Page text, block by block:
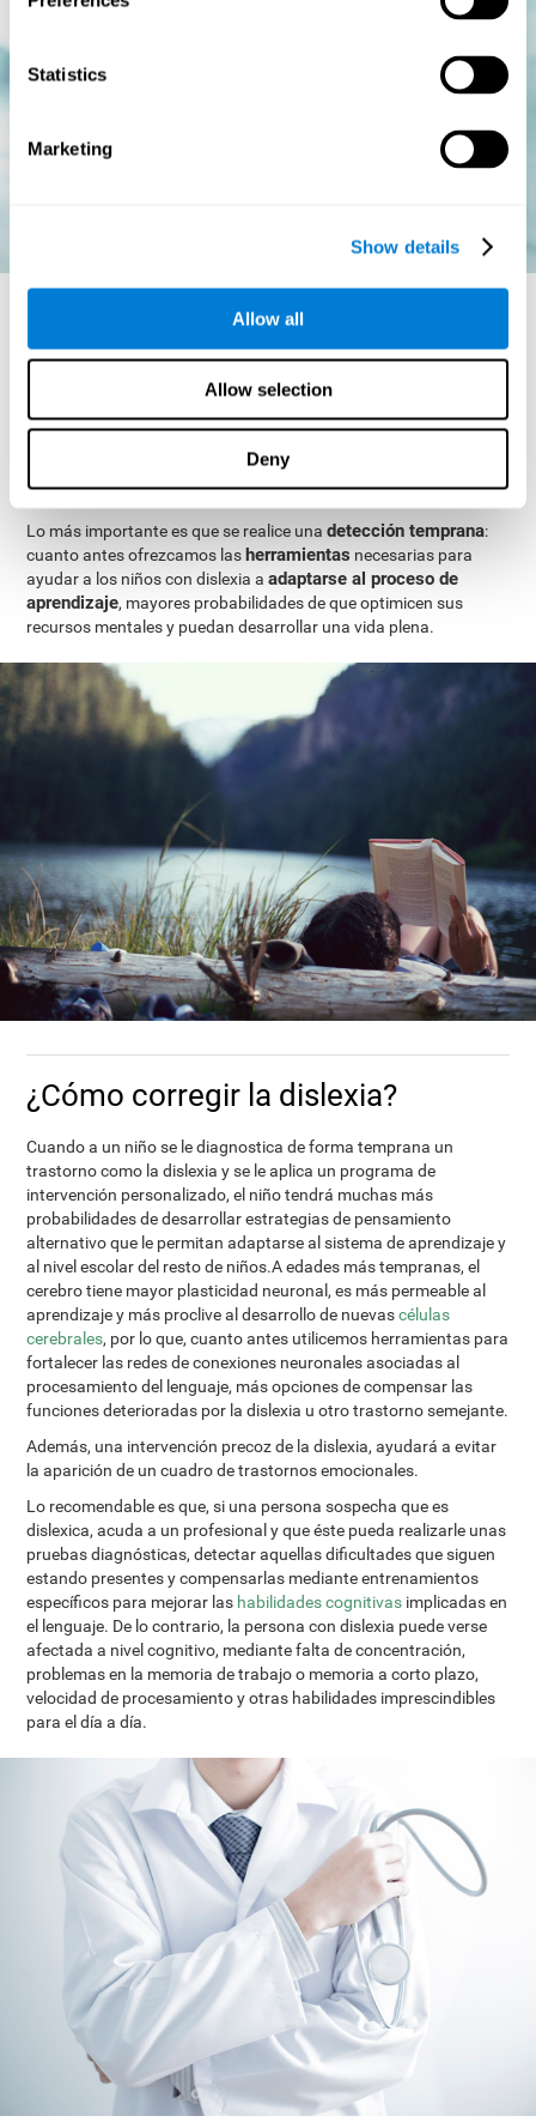
Statistics
Marketing
Show details
Allow all
Allow selection
Deny
¿La dislexia se cura?
La dislexia es un trastorno crónico; es decir, que nos
acompaña a lo largo de toda la vida. De todas formas, esto no
debe alamarnos, ya que la forma en la que se expresa la dislexia
será muy distinta conforme avance en el desarrollo evolutivo de
la persona.
Lo más importante es que se realice unadetección temprana:
cuanto antes ofrezcamos las herramientas necesarias para
ayudar a los niños con dislexia aadaptarse al proceso de
aprendizaje, mayores probabilidades de que optimicen sus
recursos mentales y puedan desarrollar una vida plena.
¿Cómo corregir la dislexia?
Cuando a un niño se le diagnostica de forma temprana un
trastorno como la dislexia y se le aplica un programa de
intervención personalizado, el niño tendrá muchas más
probabilidades de desarrollar estrategias de pensamiento
alternativo que le permitan adaptarse al sistema de aprendizaje y
al nivel escolar del resto de niños.A edades más tempranas, el
cerebro tiene mayor plasticidad neuronal, es más permeable al
aprendizaje y más proclive al desarrollo de nuevascélulas
cerebrales, por lo que, cuanto antes utilicemos herramientas para
fortalecer las redes de conexiones neuronales asociadas al
procesamiento del lenguaje, más opciones de compensar las
funciones deterioradas por la dislexia u otro trastorno semejante.
Además, una intervención precoz de la dislexia, ayudará a evitar
la aparición de un cuadro de trastornos emocionales.
Lo recomendable es que, si una persona sospecha que es
dislexica, acuda a un profesional y que éste pueda realizarle unas
pruebas diagnósticas, detectar aquellas dificultades que siguen
estando presentes y compensarlas mediante entrenamientos
específicos para mejorar las habilidades cognitivas implicadas en
el lenguaje. De lo contrario, la persona con dislexia puede verse
afectada a nivel cognitivo, mediante falta de concentración,
problemas en la memoria de trabajo o memoria a corto plazo,
velocidad de procesamiento y otras habilidades imprescindibles
para el día a día.